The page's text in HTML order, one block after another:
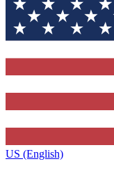
US (English)